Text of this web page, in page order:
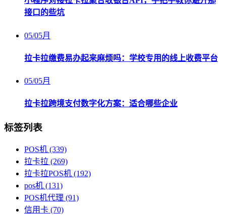
接口的些坑
05/05月
拉卡拉缴费易办起来麻烦吗：学校专用的线上收费平台
05/05月
拉卡拉跨境支付数字化方案：适合哪些企业
标签列表
POS机 (339)
拉卡拉 (269)
拉卡拉POS机 (192)
pos机 (131)
POS机代理 (91)
信用卡 (70)